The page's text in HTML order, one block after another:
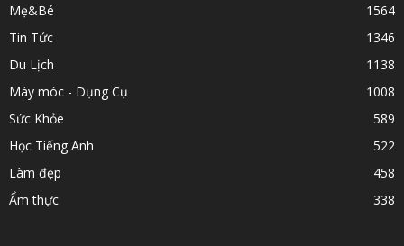
Mẹ&Bé
1564
Tin Tức
1346
Du Lịch
1138
Máy móc - Dụng Cụ
1008
Sức Khỏe
589
Học Tiếng Anh
522
Làm đẹp
458
Ẩm thực
338